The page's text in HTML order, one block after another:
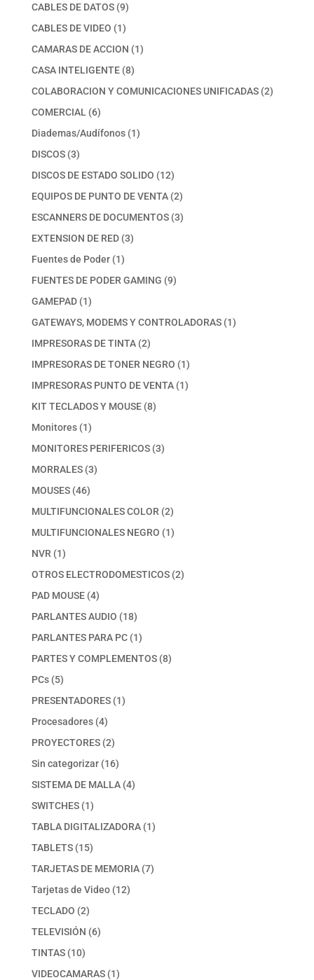
CABLES DE DATOS 99
productos
CABLES DE VIDEO 11
producto
CAMARAS DE ACCION 11
CASA INTELIGENTE 88
productos
COLABORACION Y COMUNICACIONES UNIFICADAS 22
COMERCIAL 66
productos
Diademas/Audífonos 11
DISCOS 33
productos
DISCOS DE ESTADO SOLIDO 1212
productos
EQUIPOS DE PUNTO DE VENTA 22
productos
ESCANNERS DE DOCUMENTOS 33
EXTENSION DE RED 33
Fuentes de Poder 11
producto
FUENTES DE PODER GAMING 99
GAMEPAD 11
producto
GATEWAYS, MODEMS Y CONTROLADORAS 11
IMPRESORAS DE TINTA 22
productos
IMPRESORAS DE TONER NEGRO 11
producto
IMPRESORAS PUNTO DE VENTA 11
KIT TECLADOS Y MOUSE 88
Monitores 11
producto
MONITORES PERIFERICOS 33
MORRALES 33
MOUSES 4646
productos
MULTIFUNCIONALES COLOR 22
productos
MULTIFUNCIONALES NEGRO 11
NVR 11
producto
OTROS ELECTRODOMESTICOS 22
PAD MOUSE 44
productos
PARLANTES AUDIO 1818
productos
PARLANTES PARA PC 11
producto
PARTES Y COMPLEMENTOS 88
PCs 55
productos
PRESENTADORES 11
Procesadores 44
productos
PROYECTORES 22
productos
Sin categorizar 1616
productos
SISTEMA DE MALLA 44
SWITCHES 11
producto
TABLA DIGITALIZADORA 11
TABLETS 1515
productos
TARJETAS DE MEMORIA 77
Tarjetas de Video 1212
TECLADO 22
productos
TELEVISIÓN 66
TINTAS 1010
productos
VIDEOCAMARAS 11